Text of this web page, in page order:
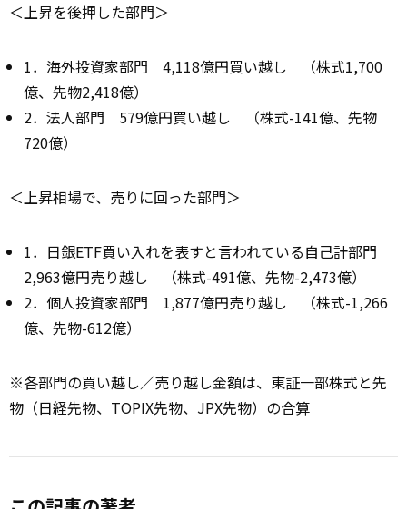
＜上昇を後押した部門＞
1．海外投資家部門 4,118億円買い越し （株式1,700
億、先物2,418億）
2．法人部門 579億円買い越し （株式-141億、先物
720億）
＜上昇相場で、売りに回った部門＞
1．日銀ETF買い入れを表すと言われている自己計部門
2,963億円売り越し （株式-491億、先物-2,473億）
2．個人投資家部門 1,877億円売り越し （株式-1,266
億、先物-612億）
※各部門の買い越し／売り越し金額は、東証一部株式と先
物（日経先物、TOPIX先物、JPX先物）の合算